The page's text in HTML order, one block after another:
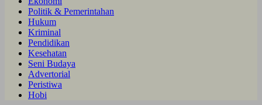
Politik & Pemerintahan
Hukum
Kriminal
Pendidikan
Kesehatan
Seni Budaya
Advertorial
Peristiwa
Hobi